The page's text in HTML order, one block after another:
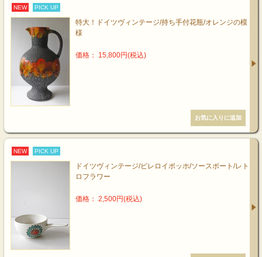
NEW PICK UP
特大！ドイツヴィンテージ/持ち手付花瓶/オレンジの模
様
価格： 15,800円(税込)
NEW PICK UP
ドイツヴィンテージ/ビレロイボッホ/ソースボート/レト
ロフラワー
価格： 2,500円(税込)